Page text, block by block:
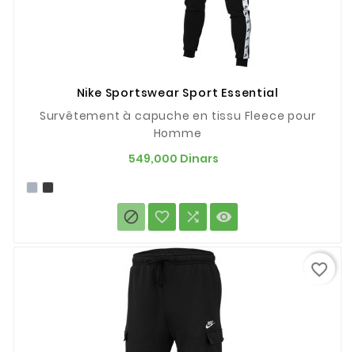
Nike Sportswear Sport Essential
Survêtement à capuche en tissu Fleece pour
Homme
549,000 Dinars
   
favorite_border